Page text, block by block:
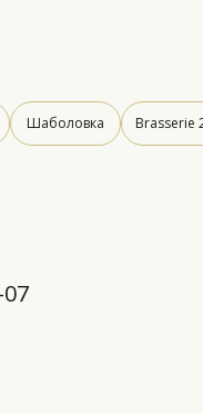
Шаболовка Brasserie